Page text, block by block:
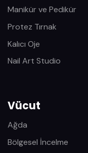
Manikür ve Pedikür
Protez Tırnak
Kalıcı Oje
Nail Art Studio
Vücut
Ağda
Bölgesel İncelme